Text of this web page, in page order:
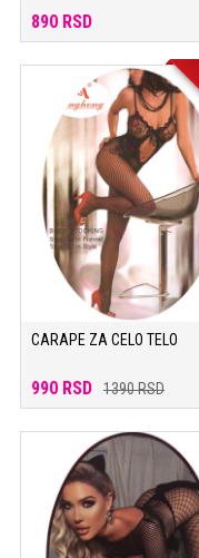
890 RSD
CARAPE ZA CELO TELO
990 RSD 1390 RSD